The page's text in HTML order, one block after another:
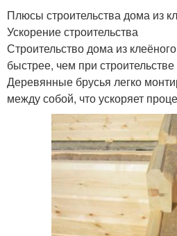
Плюсы строительства дома из
Ускорение строительства
Строительство дома из
быстрее, чем при
Деревянные брусья легко
между собой, что ускоряет